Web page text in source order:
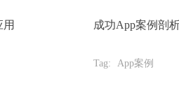
成功App案例剖
Tag: App案例